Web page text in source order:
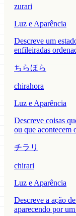
zurari
Luz e Aparência
Descreve um
enfileiradas
ちらほら
chirahora
Luz e Aparência
Descreve coisas
ou que acontecem
チラリ
chirari
Luz e Aparência
Descreve a ação
aparecendo por